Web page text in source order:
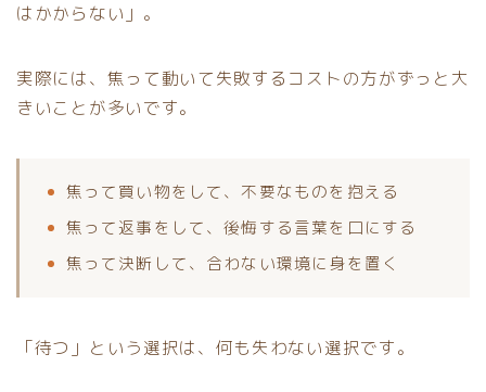
はかからない」。
実際には、焦って動いて失敗するコストの方がずっと大
きいことが多いです。
焦って買い物をして、不要なものを抱える
焦って返事をして、後悔する言葉を口にする
焦って決断して、合わない環境に身を置く
「待つ」という選択は、何も失わない選択です。